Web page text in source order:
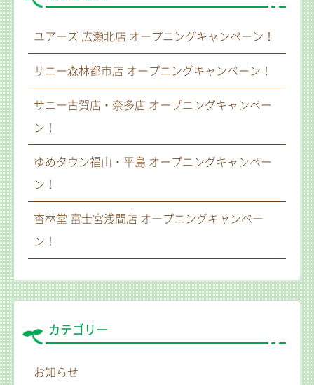
ユアーズ 広瀬北店 オープニングキャンペーン！
サニー森林都市店 オープニングキャンペーン！
サニー古賀店・奈多店 オープニングキャンペー
ン！
ゆめタウン福山・平島 オープニングキャンペー
ン！
杏林堂 富士宮浅間店 オープニングキャンペー
ン！
カテゴリー
お知らせ